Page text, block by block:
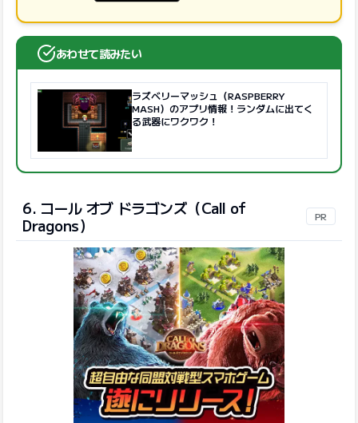
あわせて読みたい
ラズベリーマッシュ（RASPBERRY
MASH）のアプリ情報！ランダムに出てく
る武器にワクワク！
6. コール オブ ドラゴンズ（Call of
Dragons）
PR